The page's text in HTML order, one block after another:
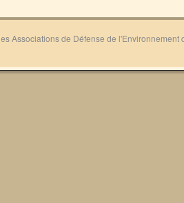
Associations de Défense de l'Environnement